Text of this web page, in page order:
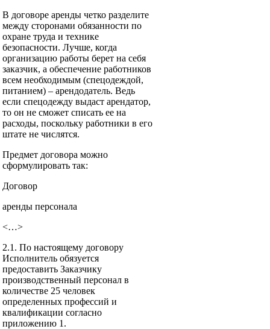
В договоре аренды четко разделите
между сторонами обязанности по
охране труда и технике
безопасности. Лучше, когда
организацию работы берет на себя
заказчик, а обеспечение работников
всем необходимым (спецодеждой,
питанием) – арендодатель. Ведь
если спецодежду выдаст арендатор,
то он не сможет списать ее на
расходы, поскольку работники в его
штате не числятся.
Предмет договора можно
сформулировать так:
Договор
аренды персонала
<…>
2.1. По настоящему договору
Исполнитель обязуется
предоставить Заказчику
производственный персонал в
количестве 25 человек
определенных профессий и
квалификации согласно
приложению 1.